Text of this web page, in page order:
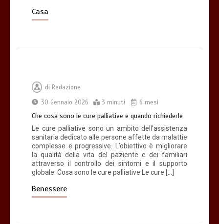
Casa
di Redazione
30 Gennaio 2026
3 minuti 6 mesi
Che cosa sono le cure palliative e quando richiederle
Le cure palliative sono un ambito dell’assistenza
sanitaria dedicato alle persone affette da malattie
complesse e progressive. L’obiettivo è migliorare
la qualità della vita del paziente e dei familiari
attraverso il controllo dei sintomi e il supporto
globale. Cosa sono le cure palliative Le cure […]
Benessere